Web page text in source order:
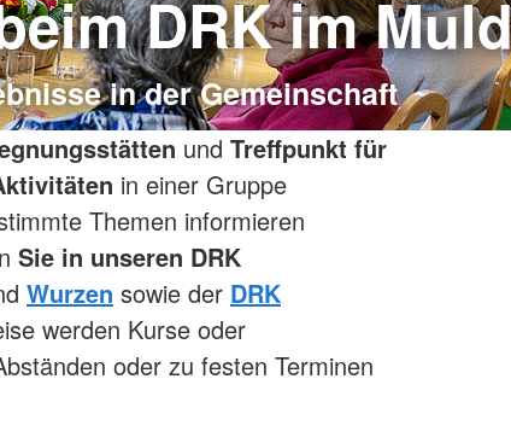
DRK im
in der Gemeinschaft
und Treffpunkt für
in einer Gruppe
Themen informieren
Sie in unseren DRK
Wurzen sowie der DRK
werden Kurse oder
oder zu festen Terminen